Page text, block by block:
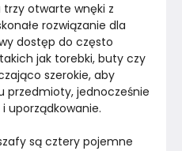
Płyta laminowana
Płyta laminowana
Emeblast
otwarte wnęki z
rozwiązanie dla
dostęp do często
jak torebki, buty czy
szerokie, aby
przedmioty, jednocześnie
uporządkowanie.
są cztery pojemne